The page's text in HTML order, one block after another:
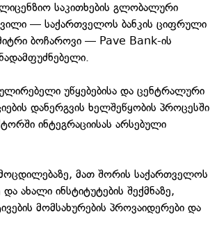
საკითხების გლობალური
— საქართველოს ბანკის ციფრული
ბოჩაროვი — Pave Bank-ის
უწყებებისა და ცენტრალური
დანერგვის ხელშეწყობის პროცესში
ინტეგრაციისას არსებული
მათ შორის საქართველოს
ახალი ინსტიტუტების შექმნაზე,
მომსახურების პროვაიდერები და